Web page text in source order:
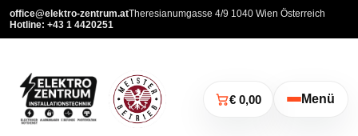
office@elektro-zentrum.atTheresianumgasse 4/9 1040 Wien Österreich
Hotline: +43 1 4420251
€ 0,00 Menü